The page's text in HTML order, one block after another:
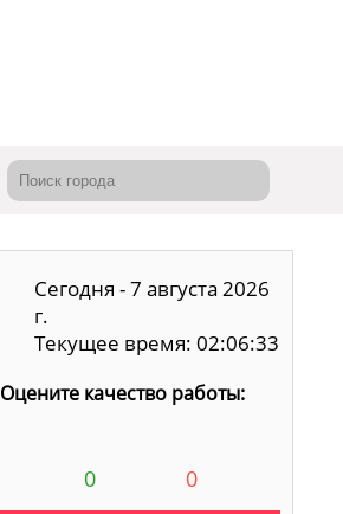
Сегодня - 7 августа 2026
г.
Текущее время: 02:06:34
Оцените качество работы:
0 0